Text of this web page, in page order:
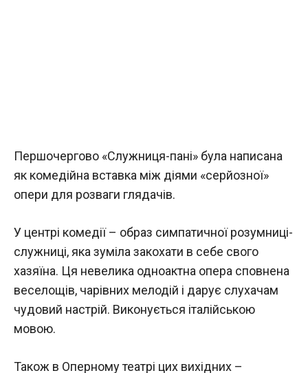
Першочергово «Служниця-пані» була написана
як комедійна вставка між діями «серйозної»
опери для розваги глядачів.
У центрі комедії – образ симпатичної розумниці-
служниці, яка зуміла закохати в себе свого
хазяїна. Ця невелика одноактна опера сповнена
веселощів, чарівних мелодій і дарує слухачам
чудовий настрій. Виконується італійською
мовою.
Також в Оперному театрі цих вихідних –